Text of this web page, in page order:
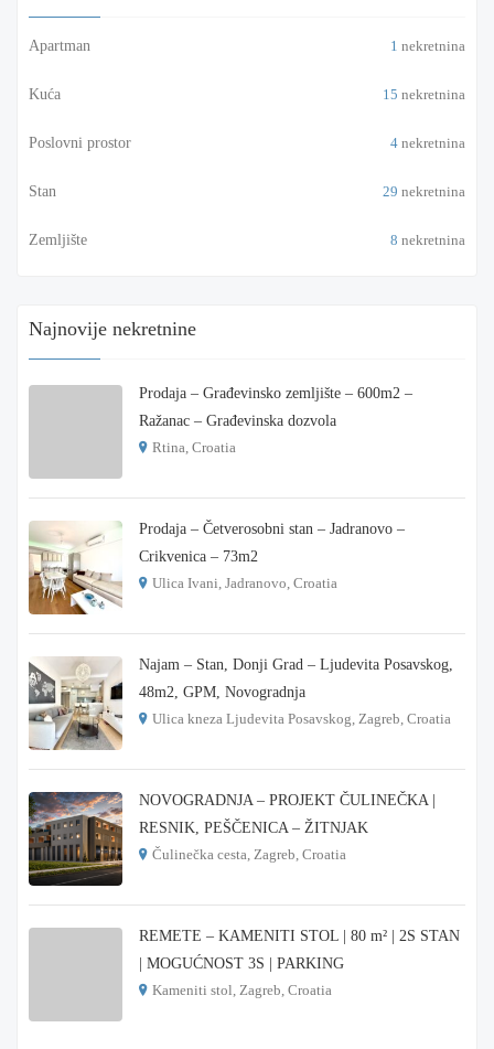
Apartman 1 nekretnina
Kuća 15 nekretnina
Poslovni prostor 4 nekretnina
Stan 29 nekretnina
Zemljište 8 nekretnina
Najnovije nekretnine
Prodaja – Građevinsko zemljište – 600m2 –
Ražanac – Građevinska dozvola
Rtina, Croatia
Prodaja – Četverosobni stan – Jadranovo –
Crikvenica – 73m2
Ulica Ivani, Jadranovo, Croatia
Najam – Stan, Donji Grad – Ljudevita Posavskog,
48m2, GPM, Novogradnja
Ulica kneza Ljudevita Posavskog, Zagreb, Croatia
NOVOGRADNJA – PROJEKT ČULINEČKA |
RESNIK, PEŠČENICA – ŽITNJAK
Čulinečka cesta, Zagreb, Croatia
REMETE – KAMENITI STOL | 80 m² | 2S STAN
| MOGUĆNOST 3S | PARKING
Kameniti stol, Zagreb, Croatia